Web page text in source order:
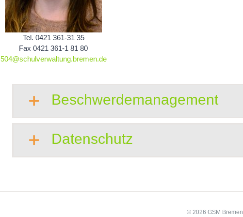
Tel. 0421 361-31 35
Fax 0421 361-1 81 80
504@schulverwaltung.bremen.de
Beschwerdemanagement
Datenschutz
© 2026 GSM Bremen